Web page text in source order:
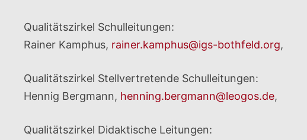
Qualitätszirkel Schulleitungen:
Rainer Kamphus, rainer.kamphus@igs-bothfeld.org,
Qualitätszirkel Stellvertretende Schulleitungen:
Hennig Bergmann, henning.bergmann@leogos.de,
Qualitätszirkel Didaktische Leitungen: